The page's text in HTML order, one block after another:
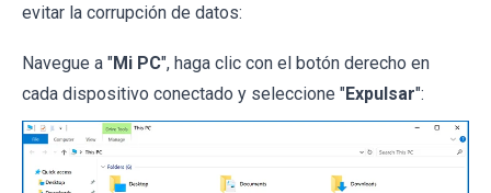
evitar la corrupción de datos:
Navegue a "Mi PC", haga clic con el botón derecho en
cada dispositivo conectado y seleccione "Expulsar":